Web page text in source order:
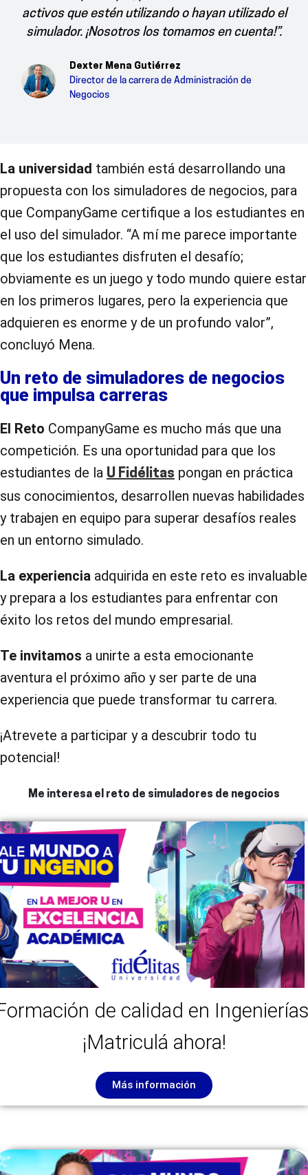
activos que estén utilizando o hayan utilizado el
simulador. ¡Nosotros los tomamos en cuenta!”.
Dexter Mena Gutiérrez
Director de la carrera de Administración de
Negocios
La universidad también está desarrollando una
propuesta con los simuladores de negocios, para
que CompanyGame certifique a los estudiantes en
el uso del simulador. “A mí me parece importante
que los estudiantes disfruten el desafío;
obviamente es un juego y todo mundo quiere estar
en los primeros lugares, pero la experiencia que
adquieren es enorme y de un profundo valor”,
concluyó Mena.
Un reto de simuladores de negocios
que impulsa carreras
El Reto CompanyGame es mucho más que una
competición. Es una oportunidad para que los
estudiantes de la U Fidélitas pongan en práctica
sus conocimientos, desarrollen nuevas habilidades
y trabajen en equipo para superar desafíos reales
en un entorno simulado.
La experiencia adquirida en este reto es invaluable
y prepara a los estudiantes para enfrentar con
éxito los retos del mundo empresarial.
Te invitamos a unirte a esta emocionante
aventura el próximo año y ser parte de una
experiencia que puede transformar tu carrera.
¡Atrevete a participar y a descubrir todo tu
potencial!
Me interesa el reto de simuladores de negocios
de calidad en
¡Matriculá ahora!
Más información